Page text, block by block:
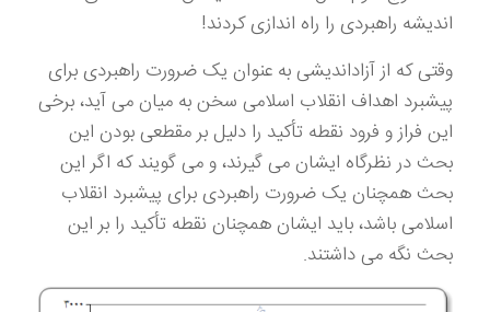
اندیشه راهبردی را راه اندازی کردند!
وقتی که از آزاداندیشی به عنوان یک ضرورت راهبردی برای
پیشبرد اهداف انقلاب اسلامی سخن به میان می آید، برخی
این فراز و فرود نقطه تأکید را دلیل بر مقطعی بودن این
بحث در نظرگاه ایشان می گیرند، و می گویند که اگر این
بحث همچنان یک ضرورت راهبردی برای پیشبرد انقلاب
اسلامی باشد، باید ایشان همچنان نقطه تأکید را بر این
بحث نگه می داشتند.